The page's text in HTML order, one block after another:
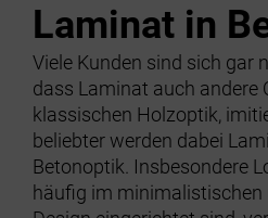
Laminat in
Viele Kunden sind sich gar
dass Laminat auch andere
klassischen Holzoptik,
beliebter werden dabei
Betonoptik. Insbesondere
häufig im minimalistischen